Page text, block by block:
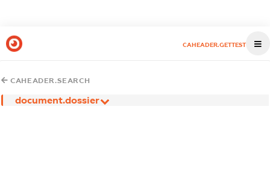
CAHEADER.GETTEST
CAHEADER.SEARCH
document.dossier